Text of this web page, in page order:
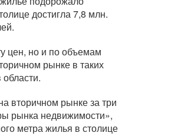
достигла 7,8 млн.
цен, но и по объемам
рынке в таких
вторичном рынке за три
рынка недвижимости»,
метра жилья в столице